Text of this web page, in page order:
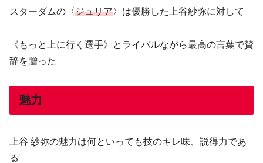
スターダムの〈ジュリア〉は優勝した上谷紗弥に対して
《もっと上に行く選手》とライバルながら最高の言葉で賛
辞を贈った
魅力
上谷 紗弥の魅力は何といっても技のキレ味、説得力であ
る